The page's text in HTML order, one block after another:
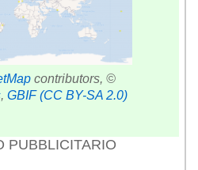
contributors, ©
, GBIF (CC BY-SA 2.0)
PUBBLICITARIO